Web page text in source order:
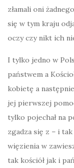
złamali oni
się w tym kraju
oczy czy nikt ich
I tylko jedno w
państwem a
kobietę a
jej pierwszej
tylko pojechał na
zgadza się z – i
więzienia w
tak kościół jak i